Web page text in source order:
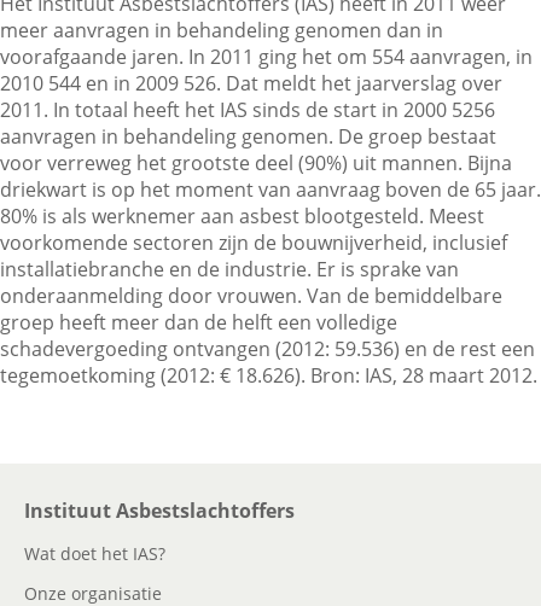
Veelgestelde vragen
Contactgegevens
Zoeken
meer aanvragen in behandeling genomen dan in
voorafgaande jaren. In 2011 ging het om 554 aanvragen, in
2010 544 en in 2009 526. Dat meldt het jaarverslag over
2011. In totaal heeft het IAS sinds de start in 2000 5256
aanvragen in behandeling genomen. De groep bestaat
voor verreweg het grootste deel (90%) uit mannen. Bijna
driekwart is op het moment van aanvraag boven de 65 jaar.
80% is als werknemer aan asbest blootgesteld. Meest
voorkomende sectoren zijn de bouwnijverheid, inclusief
installatiebranche en de industrie. Er is sprake van
onderaanmelding door vrouwen. Van de bemiddelbare
groep heeft meer dan de helft een volledige
schadevergoeding ontvangen (2012: 59.536) en de rest een
tegemoetkoming (2012: € 18.626). Bron: IAS, 28 maart 2012.
Instituut Asbestslachtoffers
Wat doet het IAS?
Onze organisatie